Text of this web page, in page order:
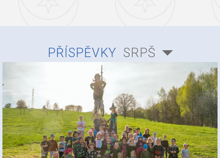
PŘÍSPĚVKY SRPŠ